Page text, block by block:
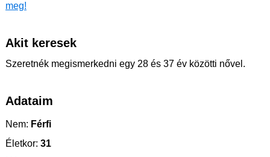
meg!
Akit keresek
Szeretnék megismerkedni egy 28 és 37 év közötti nővel.
Adataim
Nem: Férfi
Életkor: 31